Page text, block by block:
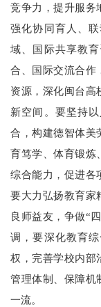
竞争力，提升服务
强化协同育人、
域、国际共享教
合、国际交流合作
资源，深化闽台高
新空间。要坚持
合，构建德智体美
育笃学、体育锻炼
综合能力，促进各
要大力弘扬教育家
良师益友，争做“
调，要深化教育
权，完善学校内部
管理体制、保障机
一流。